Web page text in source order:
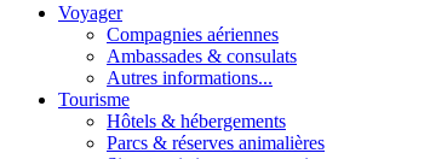
Voyager
Compagnies aériennes
Ambassades & consulats
Autres informations...
Tourisme
Hôtels & hébergements
Parcs & réserves animalières